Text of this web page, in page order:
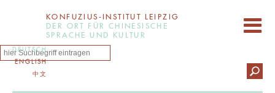
KONFUZIUS-INSTITUT LEIPZIG
DER ORT FÜR CHINESISCHE
SPRACHE UND KULTUR
DEUTSCH
ENGLISH
中文